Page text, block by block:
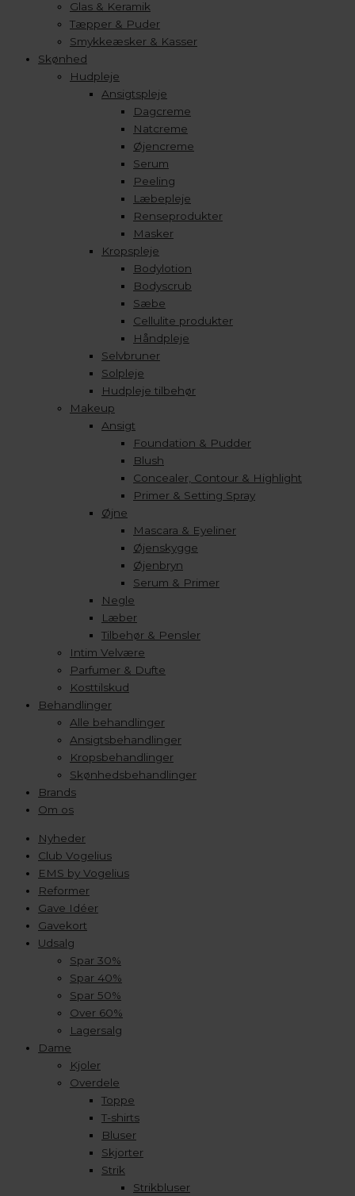
Glas & Keramik
Tæpper & Puder
Smykkeæsker & Kasser
Skønhed
Hudpleje
Ansigtspleje
Dagcreme
Natcreme
Øjencreme
Serum
Peeling
Læbepleje
Renseprodukter
Masker
Kropspleje
Bodylotion
Bodyscrub
Sæbe
Cellulite produkter
Håndpleje
Selvbruner
Solpleje
Hudpleje tilbehør
Makeup
Ansigt
Foundation & Pudder
Blush
Concealer, Contour & Highlight
Primer & Setting Spray
Øjne
Mascara & Eyeliner
Øjenskygge
Øjenbryn
Serum & Primer
Negle
Læber
Tilbehør & Pensler
Intim Velvære
Parfumer & Dufte
Kosttilskud
Behandlinger
Alle behandlinger
Ansigtsbehandlinger
Kropsbehandlinger
Skønhedsbehandlinger
Brands
Om os
Nyheder
Club Vogelius
EMS by Vogelius
Reformer
Gave Idéer
Gavekort
Udsalg
Spar 30%
Spar 40%
Spar 50%
Over 60%
Lagersalg
Dame
Kjoler
Overdele
Toppe
T-shirts
Bluser
Skjorter
Strik
Strikbluser